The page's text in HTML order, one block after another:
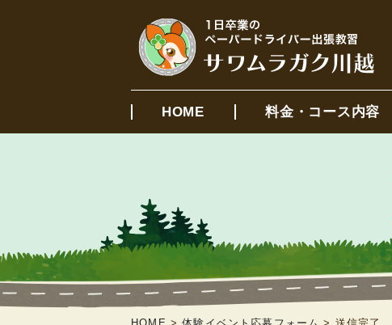
HOME 料金・コース内容